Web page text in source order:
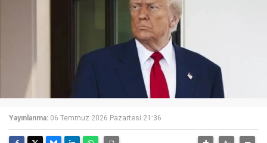
Yayınlanma: 06 Temmuz 2026 Pazartesi 21:36